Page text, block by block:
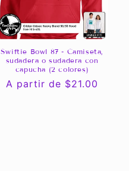
Swiftie Bowl 87 - Camiseta,
sudadera o sudadera con
capucha (2 colores)
Precio
A partir de $21.00